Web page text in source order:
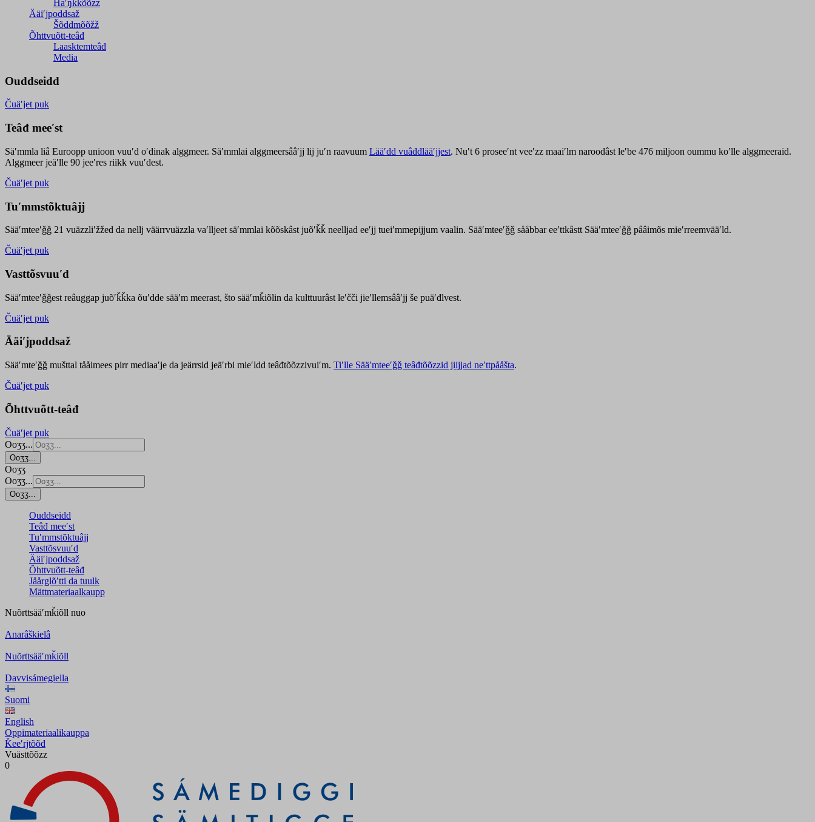
Haʹŋǩǩõõzz
Ääiʹjpoddsaž
Šõddmõõžž
Õhttvuõtt-teâđ
Laasktemteâđ
Media
Ouddseidd
Čuäʹjet puk
Teâđ meeʹst
Säʹmmla liâ Euroopp unioon vuuʹd oʹdinak alggmeer. Säʹmmlai alggmeersââʹjj lij juʹn raavuum Lääʹdd vuâđđlääʹjjest. Nuʹt 6 proseeʹnt veeʹzz maaiʹlm naroodâst leʹbe 476 miljoon oummu koʹlle alggmeeraid.
Alggmeer jeäʹlle 90 jeeʹres riikk vuuʹdest.
Čuäʹjet puk
Tuʹmmstõktuâjj
Sääʹmteeʹǧǧ 21 vuäzzliʹžžed da nellj väärrvuäzzla vaʹlljeet säʹmmlai kõõskâst juõʹǩǩ neelljad eeʹjj tueiʹmmepijjum vaalin. Sääʹmteeʹǧǧ sååbbar eeʹttkâstt Sääʹmteeʹǧǧ pââimõs mieʹrreemvääʹld.
Čuäʹjet puk
Vasttõsvuuʹd
Sääʹmteeʹǧǧest reâuggap juõʹǩǩka õuʹdde sääʹm meerast, što sääʹmǩiõlin da kulttuurâst leʹčči jieʹllemsââʹjj še puäʹđlvest.
Čuäʹjet puk
Ääiʹjpoddsaž
Sääʹmteʹǧǧ mušttal tååimees pirr mediaaʹje da jeärrsid jeäʹrbi mieʹldd teâđtõõzzivuiʹm. Tiʹlle Sääʹmteeʹǧǧ teâđtõõzzid jiijjad neʹttpååšta.
Čuäʹjet puk
Õhttvuõtt-teâđ
Čuäʹjet puk
Ooʒʒ...
Ooʒʒ...
Ooʒʒ
Ooʒʒ...
Ooʒʒ...
Ouddseidd
Teâđ meeʹst
Tuʹmmstõktuâjj
Vasttõsvuuʹd
Ääiʹjpoddsaž
Õhttvuõtt-teâđ
Jåårǥlõʹtti da tuulk
Mättmateriaalkaupp
Nuõrttsääʹmǩiõll nuo
Anarâškielâ
Nuõrttsääʹmǩiõll
Davvisámegiella
Suomi
English
Oppimateriaalikauppa
Ǩeeʹrjtõõđ
Vuästtõõzz
0